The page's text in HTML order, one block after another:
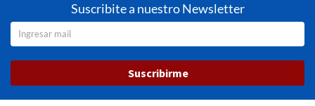
Suscribite a nuestro Newsletter
Suscribirme